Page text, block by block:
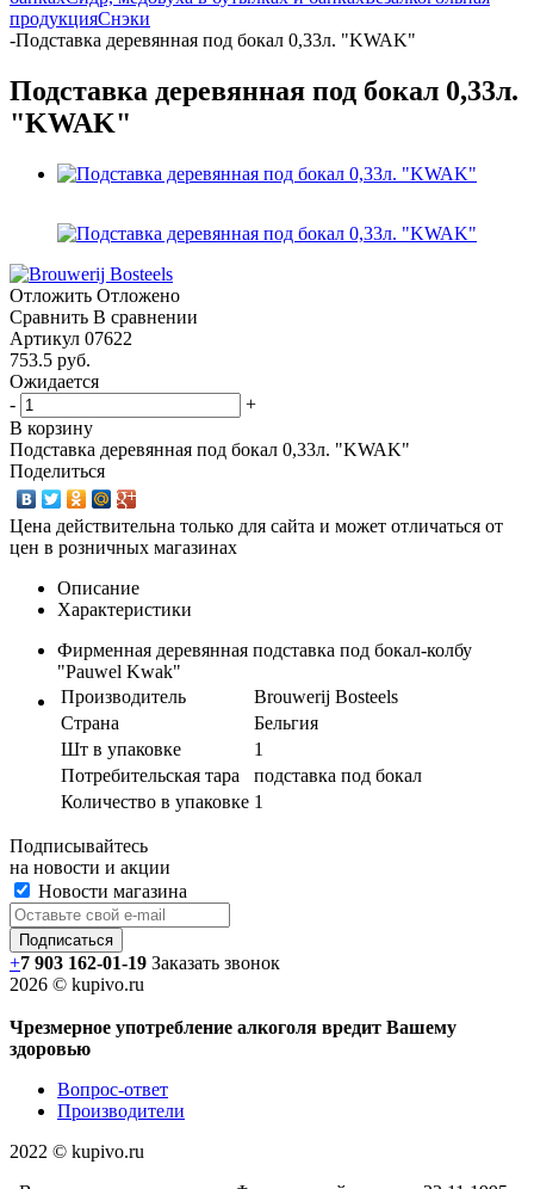
продукцияСнэки
-Подставка деревянная под бокал 0,33л. "KWAK"
Подставка деревянная под бокал 0,33л.
"KWAK"
Отложить Отложено
Сравнить В сравнении
Артикул 07622
753.5 руб.
Ожидается
-
+
В корзину
Подставка деревянная под бокал 0,33л. "KWAK"
Поделиться
Цена действительна только для сайта и может отличаться от
цен в розничных магазинах
Описание
Характеристики
Фирменная деревянная подставка под бокал-колбу
"Pauwel Kwak"
Производитель
Brouwerij Bosteels
Страна
Бельгия
Шт в упаковке
1
Потребительская тара
подставка под бокал
Количество в упаковке 1
Подписывайтесь
на новости и акции
Новости магазина
+7 903 162-01-19 Заказать звонок
2026 © kupivo.ru
Чрезмерное употребление алкоголя вредит Вашему
здоровью
Вопрос-ответ
Производители
2022 ©️ kupivo.ru